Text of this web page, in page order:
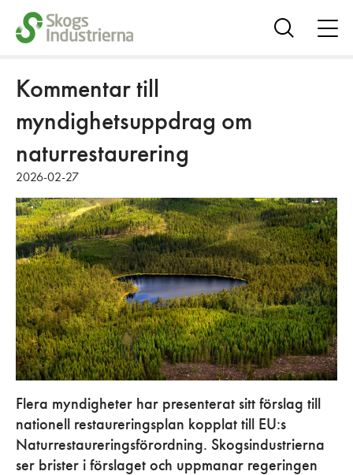
Visa
Kommentar till
myndighetsuppdrag om
naturrestaurering
2026-02-27
Flera myndigheter har presenterat sitt förslag till
nationell restaureringsplan kopplat till EU:s
Naturrestaureringsförordning. Skogsindustrierna
ser brister i förslaget och uppmanar regeringen